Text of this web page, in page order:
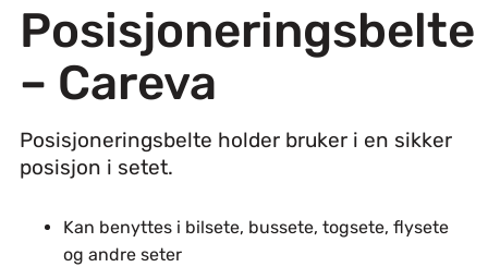
Posisjoneringsbelte
– Careva
Posisjoneringsbelte holder bruker i en sikker
posisjon i setet.
Kan benyttes i bilsete, bussete, togsete, flysete
og andre seter